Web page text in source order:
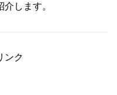
します。
ンク